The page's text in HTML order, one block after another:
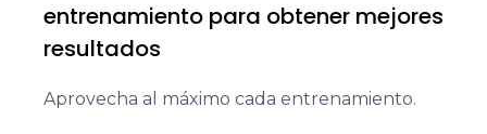
entrenamiento para obtener mejores
resultados
Aprovecha al máximo cada entrenamiento.